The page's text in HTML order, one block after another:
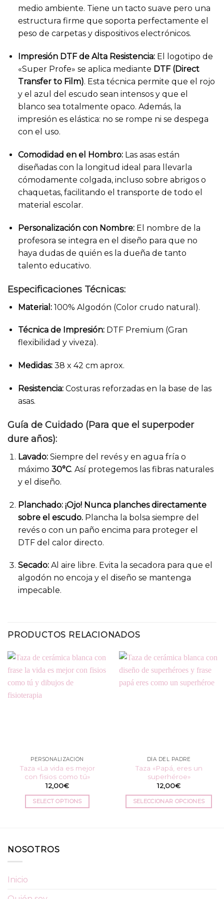
medio ambiente. Tiene un tacto suave pero una
estructura firme que soporta perfectamente el
peso de carpetas y dispositivos electrónicos.
Impresión DTF de Alta Resistencia:El logotipo de
«Super Profe» se aplica mediante DTF (Direct
Transfer to Film). Esta técnica permite que el rojo
y el azul del escudo sean intensos y que el
blanco sea totalmente opaco. Además, la
impresión es elástica: no se rompe ni se despega
con el uso.
Comodidad en el Hombro:Las asas están
diseñadas con la longitud ideal para llevarla
cómodamente colgada, incluso sobre abrigos o
chaquetas, facilitando el transporte de todo el
material escolar.
Personalización con Nombre:El nombre de la
profesora se integra en el diseño para que no
haya dudas de quién es la dueña de tanto
talento educativo.
Especificaciones Técnicas:
Material:100% Algodón (Color crudo natural).
Técnica de Impresión:DTF Premium (Gran
flexibilidad y viveza).
Medidas:38 x 42 cm aprox.
Resistencia:Costuras reforzadas en la base de las
asas.
Guía de Cuidado (Para que el superpoder
dure años):
Lavado:Siempre del revés y en agua fría o
máximo 30°C. Así protegemos las fibras naturales
y el diseño.
Planchado: ¡Ojo! Nunca planches directamente
sobre el escudo.Plancha la bolsa siempre del
revés o con un paño encima para proteger el
DTF del calor directo.
Secado:Al aire libre. Evita la secadora para que el
algodón no encoja y el diseño se mantenga
impecable.
PRODUCTOS RELACIONADOS
PERSONALIZACIÓN
Taza «La vida es mejor
con fisios como tú»
12,00€
SELECT OPTIONS
DÍA DEL PADRE
Taza «Papá, eres un
superhéroe»
12,00€
SELECCIONAR OPCIONES
NOSOTROS
Inicio